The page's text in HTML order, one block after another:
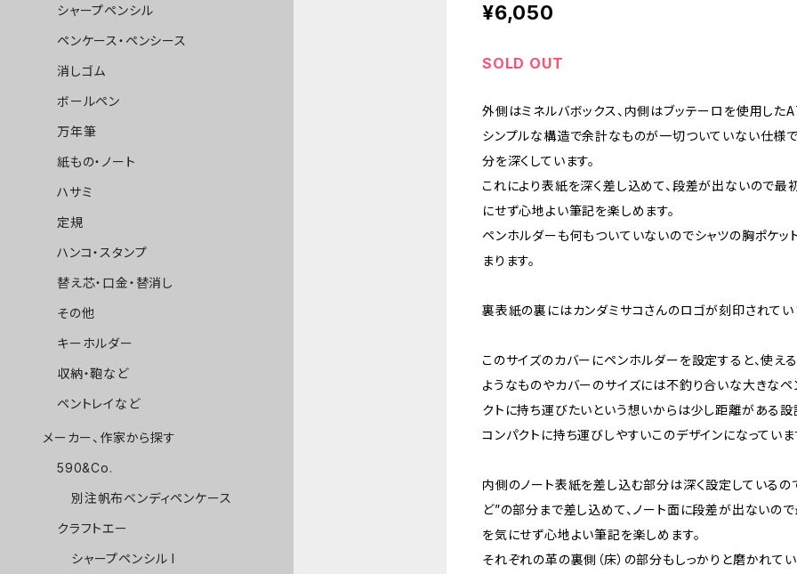
¥6,050
SOLD OUT
外側はミネルバボックス、内側はブッテーロを使用した
シンプルな構造で余計なものが一切ついていない仕様
分を深くしています。
これにより表紙を深く差し込めて、段差が出ないので
にせず心地よい筆記を楽しめます。
ペンホルダーも何もついていないのでシャツの胸ポケッ
まります。
裏表紙の裏にはカンダミサコさんのロゴが刻印されてい
このサイズのカバーにペンホルダーを設定すると、使え
ようなものやカバーのサイズには不釣り合いな大きな
クトに持ち運びたいという想いからは少し距離がある設
コンパクトに持ち運びしやすいこのデザインになっていま
内側のノート表紙を差し込む部分は深く設定しているの
ど”の部分まで差し込めて、ノート面に段差が出ないの
を気にせず心地よい筆記を楽しめます。
それぞれの革の裏側（床）の部分もしっかりと磨かれて
シャープペンシル
ペンケース・ペンシース
消しゴム
ボールペン
万年筆
紙もの・ノート
ハサミ
定規
ハンコ・スタンプ
替え芯・口金・替消し
その他
キーホルダー
収納・鞄など
ペントレイなど
メーカー、作家から探す
590&Co.
別注帆布ベンディペンケース
クラフトエー
シャープペンシル I